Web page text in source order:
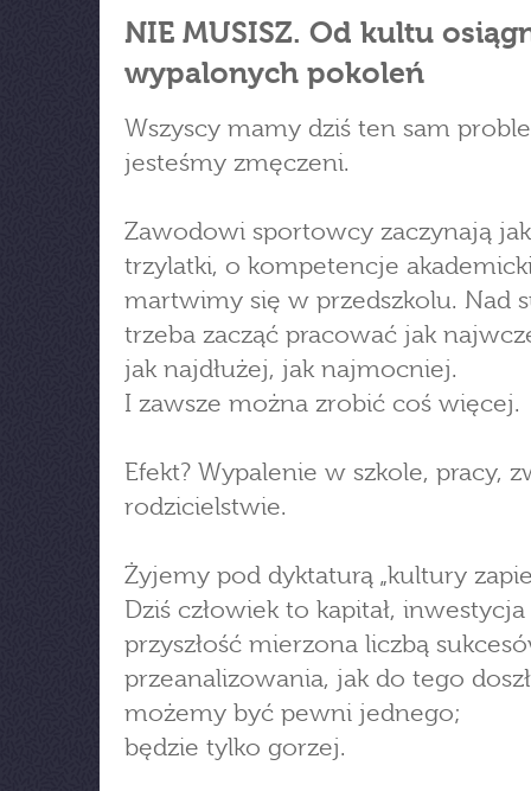
NIE MUSISZ. Od kultu
wypalonych pokoleń
Wszyscy mamy dziś ten sam
jesteśmy zmęczeni.
Zawodowi sportowcy zaczynają
trzylatki, o kompetencje
martwimy się w przedszkolu. Nad
trzeba zacząć pracować jak
jak najdłużej, jak najmocniej.
I zawsze można zrobić coś więcej.
Efekt? Wypalenie w szkole, pracy,
rodzicielstwie.
Żyjemy pod dyktaturą „kultury
Dziś człowiek to kapitał,
przyszłość mierzona liczbą
przeanalizowania, jak do tego
możemy być pewni jednego;
będzie tylko gorzej.